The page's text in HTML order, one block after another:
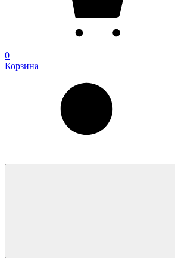
0
Корзина